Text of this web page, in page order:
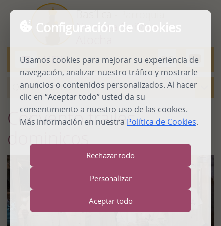
Configuración de Cookies
Usamos cookies para mejorar su experiencia de
navegación, analizar nuestro tráfico y mostrarle
anuncios o contenidos personalizados. Al hacer
clic en “Aceptar todo” usted da su
consentimiento a nuestro uso de las cookies.
Más información en nuestra Política de Cookies.
Rechazar todo
Personalizar
Aceptar todo
Basílica
Nuestra Señora de
Abrir
menú
MENU
Quienes somos
Convento frailes
dominicos